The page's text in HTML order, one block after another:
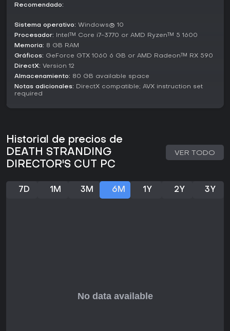
más de 18.000 reseñas en inglés, Death Stranding Director's
puntuación de Metacritic de 85 refleja el sólido
reconocimiento crítico por su enfoque innovador. Si te
gustan la exploración reflexiva, aventuras cargadas de
narrativa y mecánicas que premian la paciencia por encima
de la acción frenética, este juego ofrece una satisfacción
contemplativo en lugar de partidas rápidas, lo que lo
convierte en una opción valiosa para fans de mundos
Recomendado:
Sistema operativo: Windows® 10
Procesador: Intel™ Core i7-3770 or AMD Ryzen™ 5 1600
Memoria: 8 GB RAM
Gráficos: GeForce GTX 1060 6 GB or AMD Radeon™ RX 590
DirectX: Version 12
Almacenamiento: 80 GB available space
Notas adicionales: DirectX compatible; AVX instruction set
required
Historial de precios de
DEATH STRANDING
DIRECTOR'S CUT PC
VER TODO
7D 1M 3M 6M 1Y 2Y 3Y